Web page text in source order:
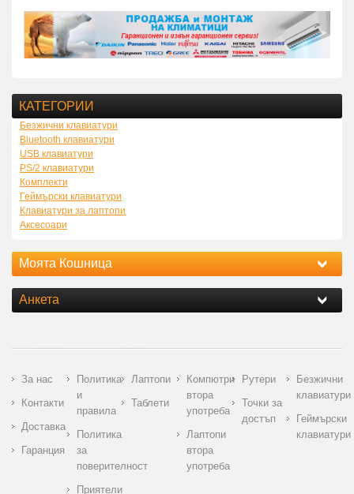
КАТЕГОРИИ
Безжични клавиатури
Bluetooth клавиатури
USB клавиатури
PS/2 клавиатури
Комплекти
Геймърски клавиатури
Клавиатури за лаптопи
Аксесоари
Моята Кошница
Анкета
За нас
Контакти
Доставка
Гаранция
Политика
и
правила
Политика
за
поверителност
Приятели
Лаптопи
Таблети
Компютри
втора
употреба
Лаптопи
втора
употреба
Рутери
Точки за
достъп
Безжични
клавиатури
Геймърски
клавиатури